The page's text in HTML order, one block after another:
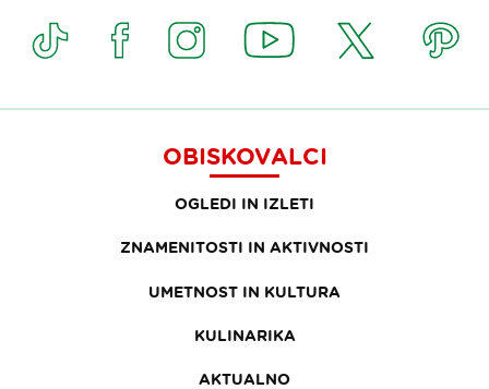
OBISKOVALCI
OGLEDI IN IZLETI
ZNAMENITOSTI IN AKTIVNOSTI
UMETNOST IN KULTURA
KULINARIKA
AKTUALNO